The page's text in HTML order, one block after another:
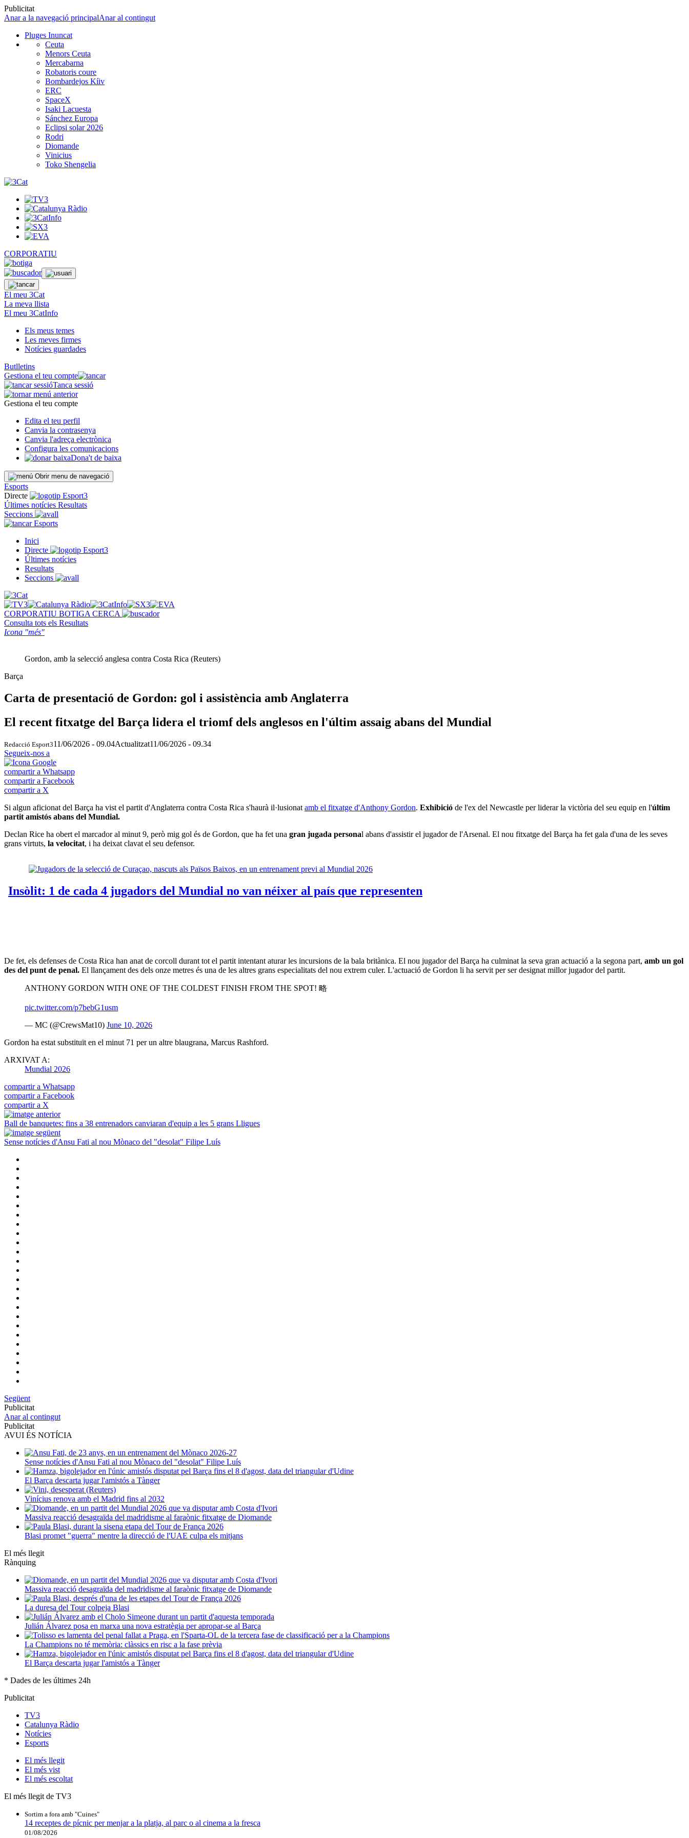
Publicitat
Anar a la navegació principalAnar al contingut
Pluges Inuncat
Ceuta
Menors Ceuta
Mercabarna
Robatoris coure
Bombardejos Kíiv
ERC
SpaceX
Isaki Lacuesta
Sánchez Europa
Eclipsi solar 2026
Rodri
Diomande
Vinicius
Toko Shengelia
CORPORATIU
El meu 3Cat
La meva llista
El meu 3CatInfo
Els meus temes
Les meves firmes
Notícies guardades
Butlletins
Gestiona el teu compte
Tanca sessió
Gestiona el teu compte
Edita el teu perfil
Canvia la contrasenya
Canvia l'adreça electrònica
Configura les comunicacions
Dona't de baixa
Obrir menu de navegació
Esports
Directe
Últimes notícies Resultats
Seccions
Esports
Inici
Directe
Últimes notícies
Resultats
Seccions
CORPORATIU BOTIGA CERCA
Consulta tots els Resultats
Icona "més"
Gordon, amb la selecció anglesa contra Costa Rica (Reuters)
Barça
Carta de presentació de Gordon: gol i assistència amb Anglaterra
El recent fitxatge del Barça lidera el triomf dels anglesos en l'últim assaig abans del Mundial
Redacció Esport311/06/2026 - 09.04Actualitzat11/06/2026 - 09.34
Segueix-nos a
compartir a Whatsapp
compartir a Facebook
compartir a X
Si algun aficionat del Barça ha vist el partit d'Anglaterra contra Costa Rica s'haurà il·lusionat amb el fitxatge d'Anthony Gordon. Exhibició de l'ex del Newcastle per liderar la victòria del seu equip en l'últim
partit amistós abans del Mundial.
Declan Rice ha obert el marcador al minut 9, però mig gol és de Gordon, que ha fet una gran jugada personal abans d'assistir el jugador de l'Arsenal. El nou fitxatge del Barça ha fet gala d'una de les seves
grans virtuts, la velocitat, i ha deixat clavat el seu defensor.
De fet, els defenses de Costa Rica han anat de corcoll durant tot el partit intentant aturar les incursions de la bala britànica. El nou jugador del Barça ha culminat la seva gran actuació a la segona part, amb un gol
des del punt de penal. El llançament des dels onze metres és una de les altres grans especialitats del nou extrem culer. L'actuació de Gordon li ha servit per ser designat millor jugador del partit.
ANTHONY GORDON WITH ONE OF THE COLDEST FINISH FROM THE SPOT! 略
pic.twitter.com/p7bebG1usm
— MC (@CrewsMat10) June 10, 2026
Gordon ha estat substituït en el minut 71 per un altre blaugrana, Marcus Rashford.
ARXIVAT A:
Mundial 2026
compartir a Whatsapp
compartir a Facebook
compartir a X
Ball de banquetes: fins a 38 entrenadors canviaran d'equip a les 5 grans Lligues
Sense notícies d'Ansu Fati al nou Mònaco del "desolat" Filipe Luís
Següent
Publicitat
Anar al contingut
Publicitat
AVUI ÉS NOTÍCIA
Sense notícies d'Ansu Fati al nou Mònaco del "desolat" Filipe Luís
El Barça descarta jugar l'amistós a Tànger
Vinícius renova amb el Madrid fins al 2032
Massiva reacció desagraïda del madridisme al faraònic fitxatge de Diomande
Blasi promet "guerra" mentre la direcció de l'UAE culpa els mitjans
El més llegit
Rànquing
Massiva reacció desagraïda del madridisme al faraònic fitxatge de Diomande
La duresa del Tour colpeja Blasi
Julián Álvarez posa en marxa una nova estratègia per apropar-se al Barça
La Champions no té memòria: clàssics en risc a la fase prèvia
El Barça descarta jugar l'amistós a Tànger
* Dades de les últimes 24h
Publicitat
TV3
Catalunya Ràdio
Notícies
Esports
El més llegit
El més vist
El més escoltat
El més llegit de TV3
Sortim a fora amb "Cuines"
14 receptes de pícnic per menjar a la platja, al parc o al cinema a la fresca
01/08/2026